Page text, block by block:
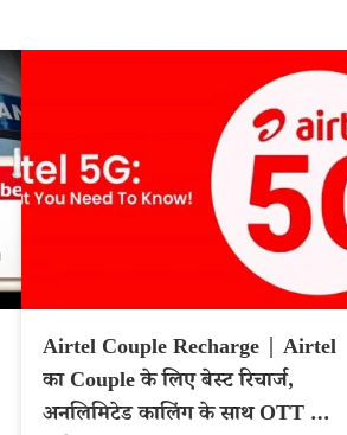
Airtel Couple Recharge | Airtel
का Couple के लिए बेस्ट रिचार्ज,
अनलिमिटेड कालिंग के साथ OTT का